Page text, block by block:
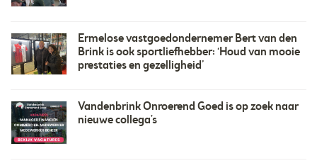
Ermelose vastgoedondernemer Bert van den
Brink is ook sportliefhebber: ‘Houd van mooie
prestaties en gezelligheid’
Vandenbrink Onroerend Goed is op zoek naar
nieuwe collega's